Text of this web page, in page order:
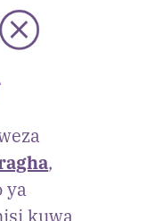
,
ya
kuwa